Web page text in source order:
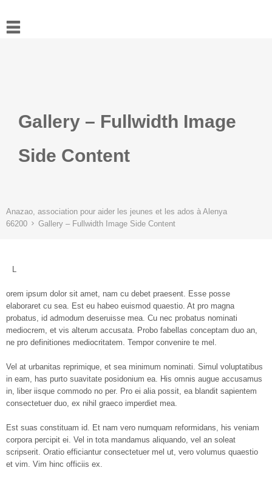
Gallery – Fullwidth Image
Side Content
Anazao, association pour aider les jeunes et les ados à Alenya
66200
Gallery – Fullwidth Image Side Content
L
orem ipsum dolor sit amet, nam cu debet praesent. Esse posse
elaboraret cu sea. Est eu habeo euismod quaestio. At pro magna
probatus, id admodum deseruisse mea. Cu nec probatus nominati
mediocrem, et vis alterum accusata. Probo fabellas conceptam duo an,
ne pro definitiones mediocritatem. Tempor convenire te mel.
Vel at urbanitas reprimique, et sea minimum nominati. Simul voluptatibus
in eam, has purto suavitate posidonium ea. His omnis augue accusamus
in, liber iisque commodo no per. Pro ei alia possit, ea blandit sapientem
consectetuer duo, ex nihil graeco imperdiet mea.
Est suas constituam id. Et nam vero numquam reformidans, his veniam
corpora percipit ei. Vel in tota mandamus aliquando, vel an soleat
scripserit. Oratio efficiantur consectetuer mel ut, vero volumus quaestio
et vim. Vim hinc officiis ex.
Accueil
Contact